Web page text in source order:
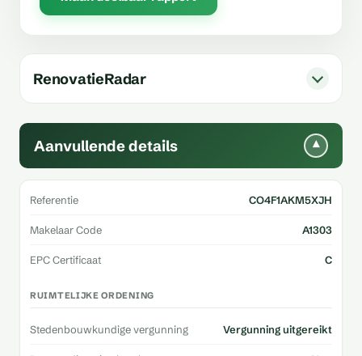
RenovatieRadar
Aanvullende details ▾
Referentie CO4F1AKM5XJH
Makelaar Code A1303
EPC Certificaat C
RUIMTELIJKE ORDENING
Stedenbouwkundige vergunning Vergunning uitgereikt